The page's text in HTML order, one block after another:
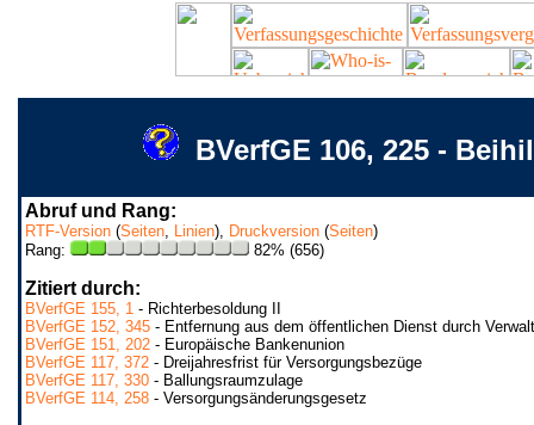
BVerfGE 106, 225 -
Abruf und Rang:
RTF-Version (Seiten, Linien), Druckversion (Seiten)
Rang:
82% (656)
Zitiert durch:
BVerfGE 155, 1 - Richterbesoldung II
BVerfGE 152, 345 - Entfernung aus dem öffentlichen Dienst durch
BVerfGE 151, 202 - Europäische Bankenunion
BVerfGE 117, 372 - Dreijahresfrist für Versorgungsbezüge
BVerfGE 117, 330 - Ballungsraumzulage
BVerfGE 114, 258 - Versorgungsänderungsgesetz